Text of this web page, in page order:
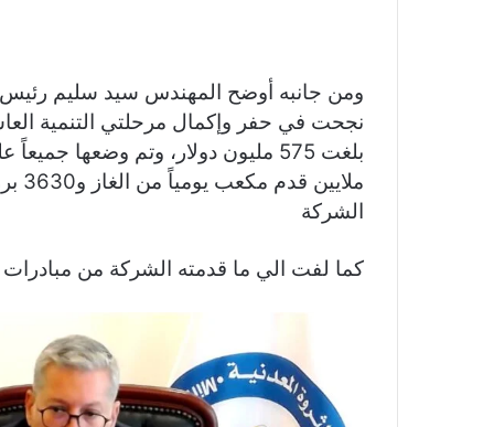
ومن جانبه أوضح المهندس سيد سليم رئيس
الشركة
كما لفت الي ما قدمته الشركة من